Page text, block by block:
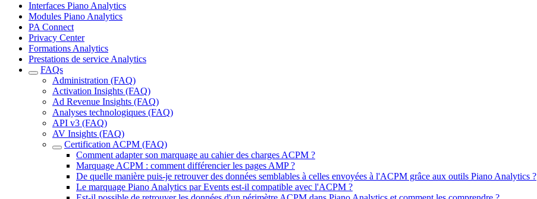
Interfaces Piano Analytics
Modules Piano Analytics
PA Connect
Privacy Center
Formations Analytics
Prestations de service Analytics
FAQs
Administration (FAQ)
Activation Insights (FAQ)
Ad Revenue Insights (FAQ)
Analyses technologiques (FAQ)
API v3 (FAQ)
AV Insights (FAQ)
Certification ACPM (FAQ)
Comment adapter son marquage au cahier des charges ACPM ?
Marquage ACPM : comment différencier les pages AMP ?
De quelle manière puis-je retrouver des données semblables à celles envoyées à l'ACPM grâce aux outils Piano Analytics ?
Le marquage Piano Analytics par Events est-il compatible avec l'ACPM ?